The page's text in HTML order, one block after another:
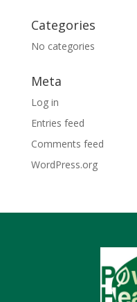
Categories
No categories
Meta
Log in
Entries feed
Comments feed
WordPress.org